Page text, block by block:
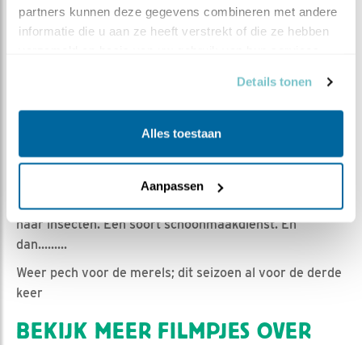
partners kunnen deze gegevens combineren met andere
informatie die u aan ze heeft verstrekt of die ze hebben
Details tonen
Alles toestaan
Aanpassen
Horror mees
Emil | Geplaatst op 4 juni 2021, 9:50 | Vind ik leuk|
Leuk...een koolmeesje bij het merelnest. Zeker op zoek
naar insecten. Een soort schoonmaakdienst. En
dan.........
Weer pech voor de merels; dit seizoen al voor de derde
keer
BEKIJK MEER FILMPJES OVER